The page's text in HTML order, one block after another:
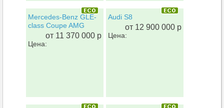
Mercedes-Benz GLE-
class Coupe AMG
от 11 370 000 р
Цена:
Audi S8
от 12 900 000 р
Цена: